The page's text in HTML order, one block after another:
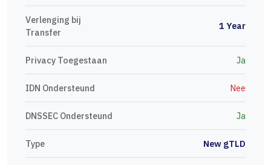
Verlenging bij
Transfer
1 Year
Privacy Toegestaan Ja
IDN Ondersteund Nee
DNSSEC Ondersteund Ja
Type New gTLD